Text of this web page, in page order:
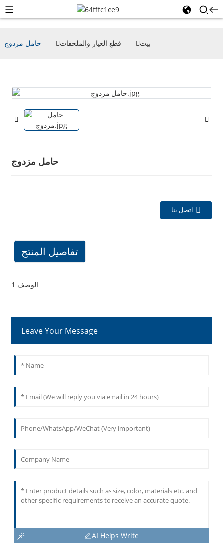
بيت قطع الغيار والملحقات حامل مزدوج
حامل مزدوج
اتصل بنا
تفاصيل المنتج
الوصف 1
Leave Your Message
AI Helps Write